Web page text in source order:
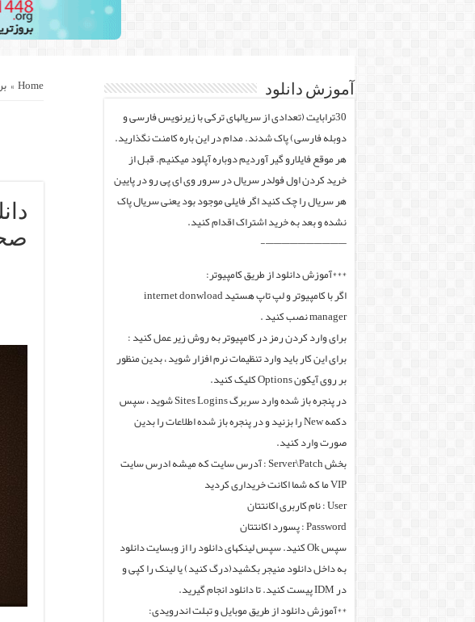
Home
» آموزش دانلود
30ترابایت (تعدادی از سریالهای ترکی با زیرنویس فارسی و
دوبله فارسی) پاک شدند. مدام در این باره کامنت نگذارید.
هر موقع فایلارو گیر آوردیم دوباره آپلود میکنیم. قبل از
خرید کردن اول فولدر سریال در سرور وی ای پی رو در پایین
هر سریال را چک کنید اگر فایلی موجود بود یعنی سریال پاک
نشده و بعد به خرید اشتراک اقدام کنید.
——————————-
***آموزش دانلود از طریق کامپیوتر:
اگر با کامپیوتر و لپ تاپ هستید internet donwload
manager نصب کنید .
برای وارد کردن رمز در کامپیوتر به روش زیر عمل کنید :
برای این کار باید وارد تنظیمات نرم افزار شوید ، بدین منظور
بر روی آیکون Options کلیک کنید.
در پنجره باز شده وارد سربرگ Sites Logins شوید ، سپس
دکمه New را بزنید و در پنجره باز شده اطلاعات را بدین
صورت وارد کنید.
بخش Server\Patch : آدرس سایت که میشه ادرس سایت
VIP ما که شما اکانت خریداری کردید
User : نام کاربری اکانتتان
Password : پسورد اکانتتان
سپس Ok کنید. سپس لینکهای دانلود را از وبسایت دانلود
به داخل دانلود منیجر بکشید(درگ کنید) یا لینک را کپی و
در IDM پیست کنید. تا دانلود انجام گیرید.
**آموزش دانلود از طریق موبایل و تبلت اندرویدی: